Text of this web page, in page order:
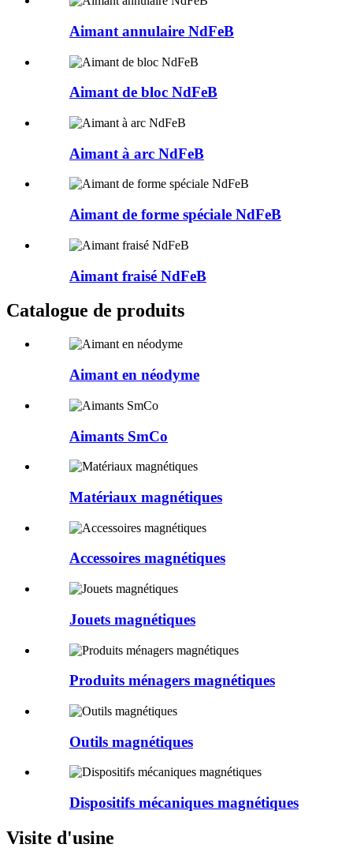
Aimant annulaire NdFeB
Aimant de bloc NdFeB
Aimant à arc NdFeB
Aimant de forme spéciale NdFeB
Aimant fraisé NdFeB
Catalogue de produits
Aimant en néodyme
Aimants SmCo
Matériaux magnétiques
Accessoires magnétiques
Jouets magnétiques
Produits ménagers magnétiques
Outils magnétiques
Dispositifs mécaniques magnétiques
Visite d'usine